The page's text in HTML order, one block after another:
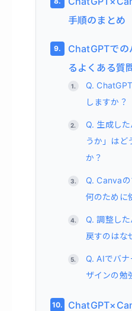
手順のまとめ
ChatGPTでの
るよくある質
Q.
しますか？
Q. 生成し
うか」はど
か？
Q. Canva
何のために
Q. 調整し
戻すのはな
Q. AIでバ
ザインの勉